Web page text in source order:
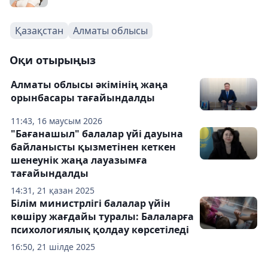
Қазақстан Алматы облысы
Оқи отырыңыз
11:43, 16 маусым 2026
Алматы облысы әкімінің жаңа
орынбасары тағайындалды
14:31, 21 қазан 2025
"Бағанашыл" балалар үйі дауына
байланысты қызметінен кеткен
шенеунік жаңа лауазымға
тағайындалды
16:50, 21 шілде 2025
Білім министрлігі балалар үйін
көшіру жағдайы туралы: Балаларға
психологиялық қолдау көрсетіледі